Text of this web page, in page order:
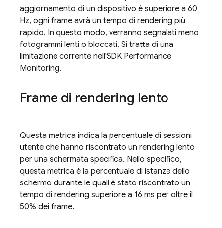
aggiornamento di un dispositivo è superiore a 60
Hz, ogni frame avrà un tempo di rendering più
rapido. In questo modo, verranno segnalati meno
fotogrammi lenti o bloccati. Si tratta di una
limitazione corrente nell'SDK Performance
Monitoring.
Frame di rendering lento
Questa metrica indica la percentuale di sessioni
utente che hanno riscontrato un rendering lento
per una schermata specifica. Nello specifico,
questa metrica è la percentuale di istanze dello
schermo durante le quali è stato riscontrato un
tempo di rendering superiore a 16 ms per oltre il
50% dei frame.